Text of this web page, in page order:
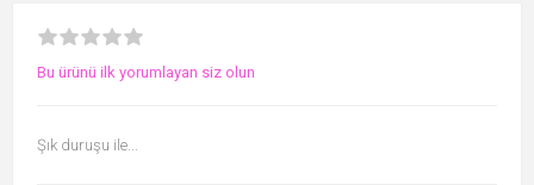
Bu ürünü ilk yorumlayan siz olun
Şık duruşu ile...